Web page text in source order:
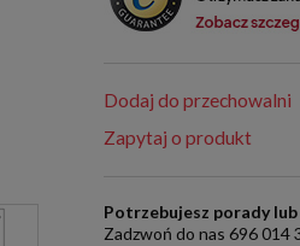
Dodaj do przechowalni
Zapytaj o produkt
Potrzebujesz porady
Zadzwoń do nas 696 014